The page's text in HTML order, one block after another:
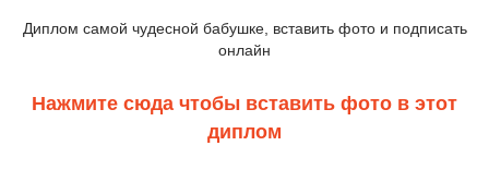
Диплом самой чудесной бабушке, вставить фото и подписать
онлайн
Нажмите сюда чтобы вставить фото в этот
диплом